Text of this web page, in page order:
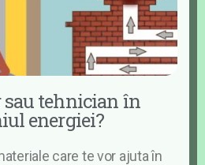
sau tehnician în
energiei?​
care te vor ajuta în